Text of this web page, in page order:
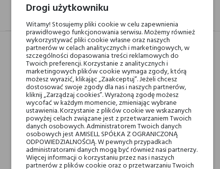
OPIS GPSR RECENZJE(0)
Nuty głowy
grejpfrut, bergamotka i
lawenda
Nuty serca
ylang-ylang, róża, kwiat
pomarańczy, neroli i
petitgrain
Nuty bazy
cedr, wanilia i piżmo
Drogi użytkowniku
Witamy! Stosujemy pliki cookie w celu zapewnienia
prawidłowego funkcjonowania serwisu. Możemy również
wykorzystywać pliki cookie własne oraz naszych
partnerów w celach analitycznych i marketingowych, w
szczególności dopasowania treści reklamowych do
Twoich preferencji. Korzystanie z analitycznych i
marketingowych plików cookie wymaga zgody, którą
możesz wyrazić, klikając „Zaakceptuj”. Jeżeli chcesz
dostosować swoje zgody dla nas i naszych partnerów,
kliknij „Zarządzaj cookies”. Wyrażoną zgodę możesz
wycofać w każdym momencie, zmieniając wybrane
ustawienia. Korzystanie z plików cookie we wskazanych
powyżej celach związane jest z przetwarzaniem Twoich
danych osobowych. Administratorem Twoich danych
osobowych jest AMISELL SPÓŁKA Z OGRANICZONĄ
ODPOWIEDZIALNOŚCIĄ. W pewnych przypadkach
administratorami danych mogą być również nasi partnerzy.
Więcej informacji o korzystaniu przez nas i naszych
partnerów z plików cookie oraz o przetwarzaniu Twoich